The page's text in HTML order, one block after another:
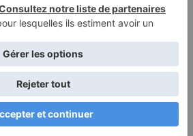
Conditions Politique de